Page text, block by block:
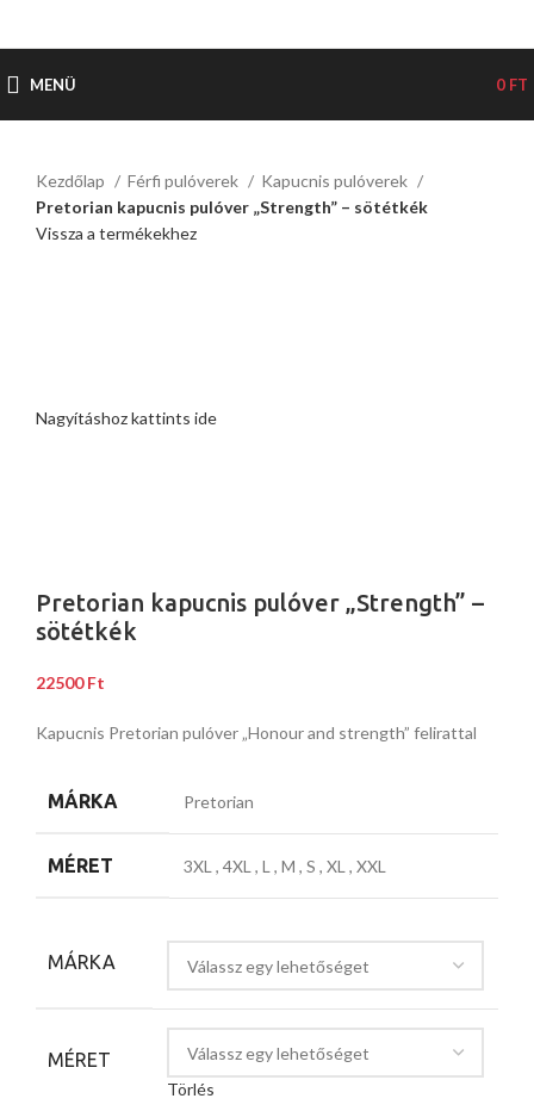
MENÜ 0 FT
Kezdőlap Férfi pulóverek
Kapucnis pulóverek
Pretorian kapucnis pulóver „Strength” – sötétkék
Vissza a termékekhez
Nagyításhoz kattints ide
Pretorian kapucnis pulóver „Strength” –
sötétkék
22500Ft
Kapucnis Pretorian pulóver „Honour and strength” felirattal
MÁRKA Pretorian
MÉRET 3XL, 4XL, L, M , S , XL, XXL
MÁRKA
MÉRET
Törlés